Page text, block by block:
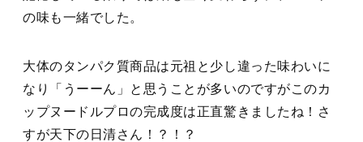
の味も一緒でした。
大体のタンパク質商品は元祖と少し違った味わいに
なり「うーーん」と思うことが多いのですがこのカ
ップヌードルプロの完成度は正直驚きましたね！さ
すが天下の日清さん！？！？